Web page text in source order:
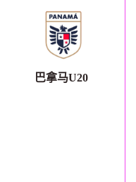
巴拿马U20